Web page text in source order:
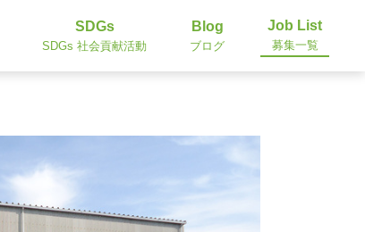
SDGs
SDGs 社会貢献活動
Blog
ブログ
Job List
募集一覧